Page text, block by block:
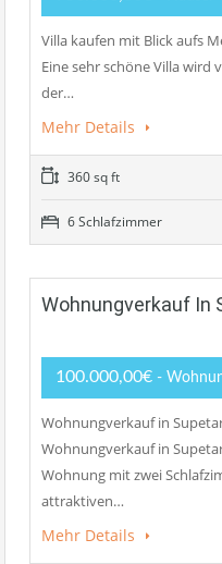
Villa kaufen mit Blick aufs
Eine sehr schöne Villa wird
der…
Mehr Details
360 sq ft
6 Schlafzimmer
Wohnungverkauf In
100.000,00€ -
Wohnungverkauf in
Wohnungverkauf in
Wohnung mit zwei
attraktiven…
Mehr Details